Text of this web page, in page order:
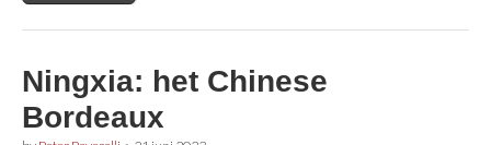
Ningxia: het Chinese
Bordeaux